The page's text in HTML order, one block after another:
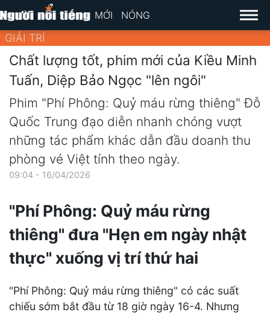
MỚI NÓNG
GIẢI TRÍ
Chất lượng tốt, phim mới của Kiều Minh
Tuấn, Diệp Bảo Ngọc "lên ngôi"
Phim "Phí Phông: Quỷ máu rừng thiêng" Đỗ
Quốc Trung đạo diễn nhanh chóng vượt
những tác phẩm khác dẫn đầu doanh thu
phòng vé Việt tính theo ngày.
09:04 - 16/04/2026
"Phí Phông: Quỷ máu rừng
thiêng" đưa "Hẹn em ngày nhật
thực" xuống vị trí thứ hai
"Phí Phông: Quỷ máu rừng thiêng" có các suất
chiếu sớm bắt đầu từ 18 giờ ngày 16-4. Nhưng